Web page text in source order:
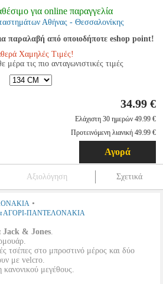
για online παραγγελία
Αθήνας - Θεσσαλονίκης
παραλαβή από οποιοδήποτε eshop point!
Χαμηλές Τιμές!
μέρα τις πιο ανταγωνιστικές τιμές
34.99 €
Ελάχιστη 30 ημερών 49.99 €
Προτεινόμενη λιανική 49.99 €
Αγορά
Αξιολόγηση Σχετικά
•
ΑΓΟΡΙ-ΠΑΝΤΕΛΟΝΑΚΙΑ
Jack & Jones.
τσέπες στο μπροστινό μέρος και δύο
με velcro.
κανονικού μεγέθους.